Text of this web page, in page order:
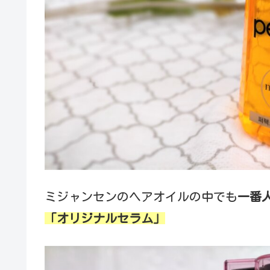
ミジャンセンのヘアオイルの中でも一番
「オリジナルセラム」